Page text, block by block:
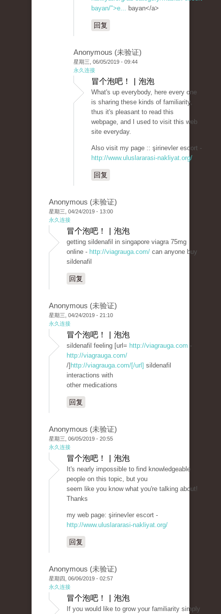
bayan/">e... bayan</a>
回复
Anonymous (未验证)
星期三, 06/05/2019 - 09:44
永久连接
冒个泡吧！ | 泡泡
What's up everybody, here every one
is sharing these kinds of familiarity,
thus it's pleasant to read this
webpage, and I used to visit this web
site everyday.
Also visit my page :: şirinevler escort -
http://www.uluslararasi-nakliyat.org/
回复
Anonymous (未验证)
星期三, 04/24/2019 - 13:00
永久连接
冒个泡吧！ | 泡泡
getting sildenafil in singapore viagra 75mg
online - http://viagrauga.com/ can anyone buy
sildenafil
回复
Anonymous (未验证)
星期三, 04/24/2019 - 21:10
永久连接
冒个泡吧！ | 泡泡
sildenafil feeling [url= http://viagrauga.com -
http://viagrauga.com/
/] http://viagrauga.com/[/url] sildenafil
interactions with
other medications
回复
Anonymous (未验证)
星期三, 06/05/2019 - 20:55
永久连接
冒个泡吧！ | 泡泡
It's nearly impossible to find knowledgeable
people on this topic, but you
seem like you know what you're talking about!
Thanks
my web page: şirinevler escort -
http://www.uluslararasi-nakliyat.org/
回复
Anonymous (未验证)
星期四, 06/06/2019 - 02:57
永久连接
冒个泡吧！ | 泡泡
If you would like to grow your familiarity simply